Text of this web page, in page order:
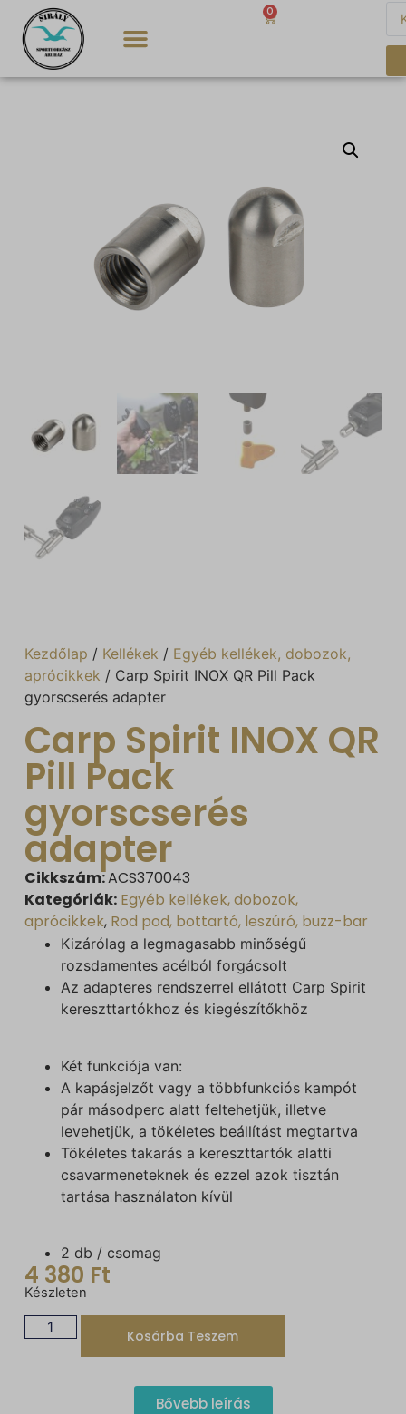
Ft 0
Kezdőlap / Kellékek / Egyéb kellékek, dobozok,
aprócikkek / Carp Spirit INOX QR Pill Pack
gyorscserés adapter
Carp Spirit INOX QR
Pill Pack
gyorscserés
adapter
Cikkszám:ACS370043
Kategóriák: Egyéb kellékek, dobozok,
aprócikkek, Rod pod, bottartó, leszúró, buzz-bar
Kizárólag a legmagasabb minőségű
rozsdamentes acélból forgácsolt
Az adapteres rendszerrel ellátott Carp Spirit
kereszttartókhoz és kiegészítőkhöz
Két funkciója van:
A kapásjelzőt vagy a többfunkciós kampót
pár másodperc alatt feltehetjük, illetve
levehetjük, a tökéletes beállítást megtartva
Tökéletes takarás a kereszttartók alatti
csavarmeneteknek és ezzel azok tisztán
tartása használaton kívül
2 db / csomag
4 380 Ft
Készleten
Kosárba Teszem
Bővebb leírás